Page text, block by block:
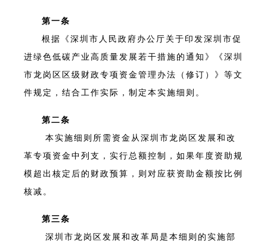
第一条
根据《深圳市人民政府办公厅关于印发深圳市促
进绿色低碳产业高质量发展若干措施的通知》《深圳
市龙岗区区级财政专项资金管理办法（修订）》等文
件规定，结合工作实际，制定本实施细则。
第二条
本实施细则所需资金从深圳市龙岗区发展和改
革专项资金中列支，实行总额控制，如果年度资助规
模超出核定后的财政预算，则对应获资助金额按比例
核减。
第三条
深圳市龙岗区发展和改革局是本细则的实施部